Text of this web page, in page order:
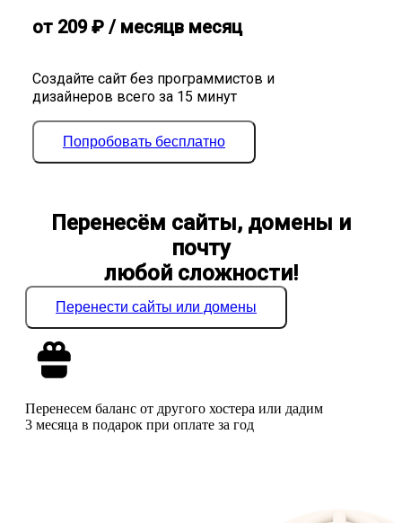
Создайте сайт без программистов и
дизайнеров всего за 15 минут
от 209₽ / месяцв месяц
Попробовать бесплатно
Перенесём сайты, домены и
почту
любой сложности!
Перенести сайты или домены
Перенесем баланс от другого хостера или дадим
3 месяца в подарок при оплате за год